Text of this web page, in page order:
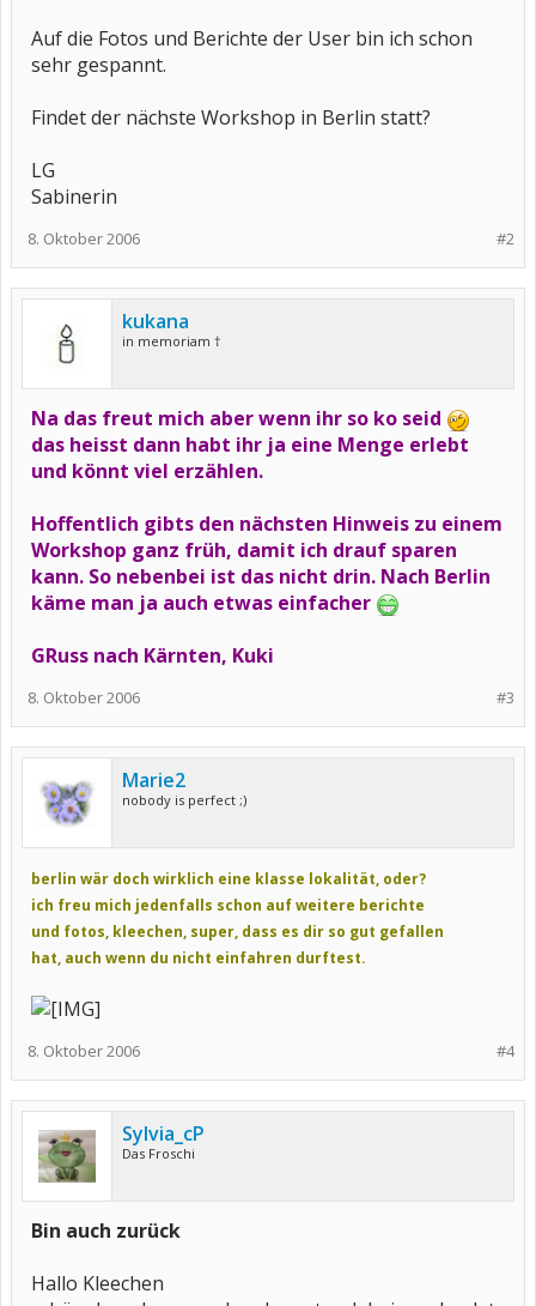
Auf die Fotos und Berichte der User bin ich schon
sehr gespannt.
Findet der nächste Workshop in Berlin statt?
LG
Sabinerin
#2
8. Oktober 2006
kukana
in memoriam †
Na das freut mich aber wenn ihr so ko seid
das heisst dann habt ihr ja eine Menge erlebt
und könnt viel erzählen.
Hoffentlich gibts den nächsten Hinweis zu einem
Workshop ganz früh, damit ich drauf sparen
kann. So nebenbei ist das nicht drin. Nach Berlin
käme man ja auch etwas einfacher
GRuss nach Kärnten, Kuki
#3
8. Oktober 2006
Marie2
nobody is perfect ;)
berlin wär doch wirklich eine klasse lokalität, oder?
ich freu mich jedenfalls schon auf weitere berichte
und fotos, kleechen, super, dass es dir so gut gefallen
hat, auch wenn du nicht einfahren durftest.
#4
8. Oktober 2006
Sylvia_cP
Das Froschi
Bin auch zurück
Hallo Kleechen